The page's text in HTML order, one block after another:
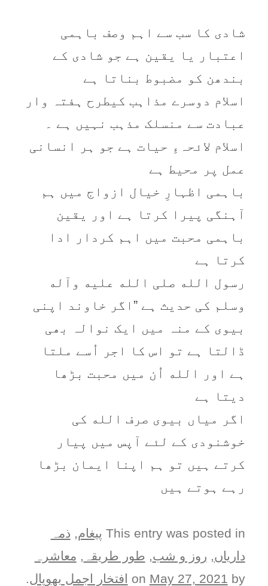
شادی کا سب سے اہم وصف باہمی
اعتبار یا یقین ہے جو شادی کے
بندھن کو مضبوط بناتا ہے
اسلام دوسرے مذاہب کیطرح ہفتہ وار
عبادت سے منسلک مذہب نہیں ہے ۔
اسلام لائحہءِ حیات ہے جو ہر انسانی
عمل پر محیط ہے
باہمی اظہارِ خیال ازواج میں ہم
آہنگی پیرا کرتا ہے اور یقین
باہمی محبت میں اہم کردار ادا
کرتا ہے
رسول الله صلی الله عليه وآله
وسلم کی حدیث ہے ”اگر خاوند اپنی
بیوی کے منہ میں ایک نوالہ بھی
ڈالتا ہے تو اس کا اجر اُسے ملتا
ہے اور الله اُن میں محبت بڑھا
دیتا ہے
اگر میاں بیوی صرف الله کی
خوشنودی کے لئے آپس میں پیار
کرتے ہیں تو ہم اپنا ایمان بڑھا
رہے ہوتے ہیں
This entry was posted in پيغام
ذمہ
دارياں
روز و شب طور طريقہ
معاشرہ
on May 27, 2021 by افتخار اجمل بھوپال